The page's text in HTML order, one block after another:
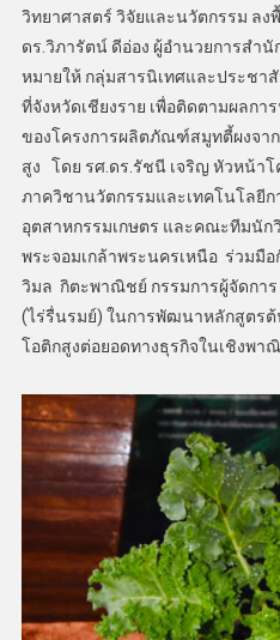
วิทยาศาสตร์ วิจัยและนวัตกรรม ลง
ดร.วิภารัตน์ ดีอ่อง ผู้อำนวยการสำ
หมายให้ กลุ่มสารนิเทศและประช
ที่จังหวัดเชียงราย เพื่อติดตามผลก
ของโครงการผลิตภัณฑ์สมูทตี้ผงจา
สูง โดย รศ.ดร.รัชนี เจริญ หัวหน้าโ
ภาควิชานวัตกรรมและเทคโนโล
อุตสาหกรรมเกษตร และคณะทีมนัก
พระจอมเกล้าพระนครเหนือ ร่วมมื
วิมล กิตะพาณิชย์ กรรมการผู้จัดกา
(ไร่รื่นรมย์) ในการพัฒนาหลักสูตร
โอติกสูงต่อยอดทางธุรกิจในเชิงพา